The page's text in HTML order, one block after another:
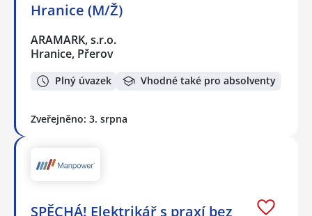
Hranice (M/Ž)
ARAMARK, s.r.o.
Hranice, Přerov
Plný úvazek Vhodné také pro absolventy
Zveřejněno: 3. srpna
SPĚCHÁ! Elektrikář s praxí bez